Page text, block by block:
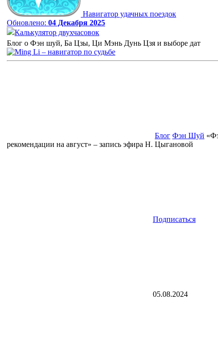
Навигатор удачных поездок
Обновлено: 04 Декабря 2025
Калькулятор двухчасовок
Блог о Фэн шуй, Ба Цзы, Ци Мэнь Дунь Цзя и выборе дат
Блог Фэн Шуй
рекомендации на август» – запись эфира Н. Цыгановой
Подписаться
05.08.2024